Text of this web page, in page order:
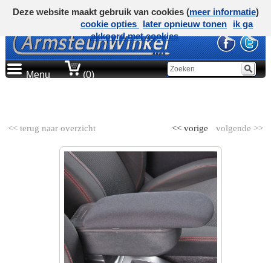
Menu (0)
<< terug naar overzicht volgende >>
<< vorige
Deze website maakt gebruik van cookies (meer informatie)
cookie opties
later opnieuw tonen
ik ga
akkoord met cookies